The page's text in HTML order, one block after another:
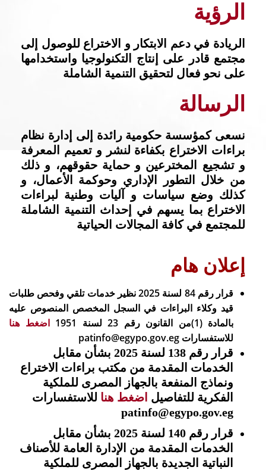
الرؤية
الريادة في دعم الابتكار و الاختراع للوصول إلى
مجتمع قادر على إنتاج التكنولوجيا واستخدامها
على نحو فعال لتحقيق التنمية الشاملة
الرسالة
نسعى كمؤسسة حكومية رائدة إلى إدارة نظام
براءات الاختراع بكفاءة لنشر و تعميم المعرفة
و تشجيع المخترعين و حماية حقوقهم، و ذلك
من خلال التطور الإداري وحوكمة الأعمال، و
كذلك وضع سياسات و آليات وطنية لبراءات
الاختراع بما يسهم في إحداث التنمية الشاملة
للمجتمع في كافة المجالات الحياتية
إعلان هام
قرار رقم 84 لسنة 2025 نظير خدمات تلقي وفحص طلبات
قيد وكلاء البراءات في السجل المخصص المنصوص عليه
بالمادة (1)من القانون رقم 23 لسنة 1951
اضغط هنا
للاستفسارات patinfo@egypo.gov.eg
قرار رقم 138 لسنة 2025 بشأن مقابل
الخدمات المقدمة من مكتب براءات الاختراع
ونماذج المنفعة بالجهاز المصرى للملكية
الفكرية للتفاصيل اضغط هنا للاستفسارات
patinfo@egypo.gov.eg
قرار رقم 140 لسنة 2025 بشأن مقابل
الخدمات المقدمة من الإدارة العامة للأصناف
النباتية الجديدة بالجهاز المصرى للملكية